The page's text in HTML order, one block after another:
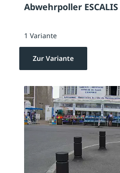
Abwehrpoller ESCALIS
1 Variante
Zur Variante